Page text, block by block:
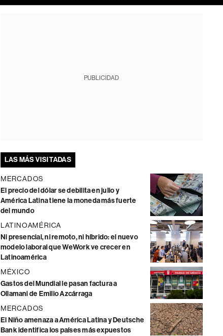
PUBLICIDAD
LAS MÁS VISITADAS
MERCADOS
El precio del dólar se debilita en julio y
América Latina tiene la moneda más fuerte
del mundo
LATINOAMÉRICA
Ni presencial, ni remoto, ni híbrido: el nuevo
modelo laboral que WeWork ve crecer en
Latinoamérica
MÉXICO
Gastos del Mundial le pasan factura a
Ollamani de Emilio Azcárraga
MERCADOS
El Niño amenaza a América Latina y Deutsche
Bank identifica los países más expuestos